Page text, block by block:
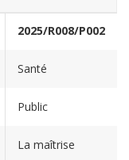
2025/R008/P002
Santé
Public
La maîtrise